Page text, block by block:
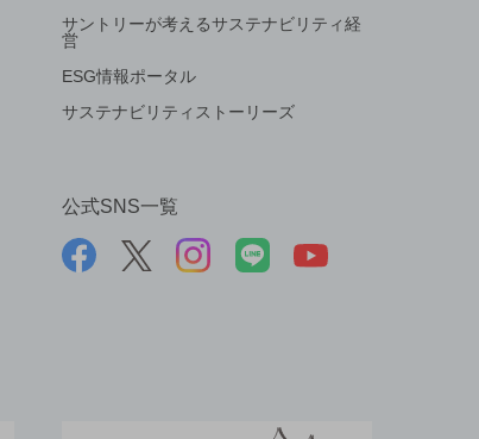
サントリーが考えるサステナビリティ経
営
ESG情報ポータル
サステナビリティストーリーズ
公式SNS一覧